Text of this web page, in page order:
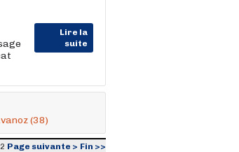
Lire la
suite
(38)
Page suivante > Fin >>